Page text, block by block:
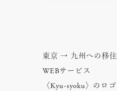
東京 → 九州への移
WEBサービス
〈Kyu-syoku〉のロ